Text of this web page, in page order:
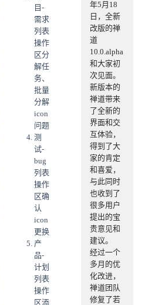
年5月18
日，全新
改版的禅
道
10.0.alpha
和大家初
次见面。
新版本的
禅道带来
了全新的
界面和交
互体验，
得到了大
家的肯定
和喜爱，
与此同时
也收到了
很多用户
提出的宝
贵意见和
建议。
经过一个
多月的优
化改进，
禅道团队
修复了若
目-
需求
列表
操作
区分
解任
务、
批量
分解
icon
问题
测
试-
bug
列表
操作
区确
认
icon
更换
产
品-
计划
列表
操作
区添